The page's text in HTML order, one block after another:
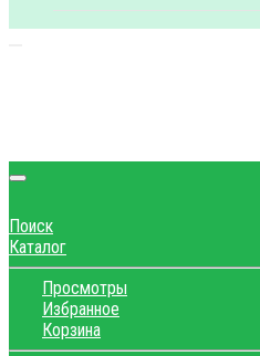
Поиск
Каталог
Просмотры
Избранное
Корзина